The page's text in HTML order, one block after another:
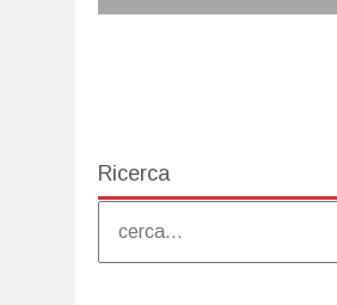
Ricerca